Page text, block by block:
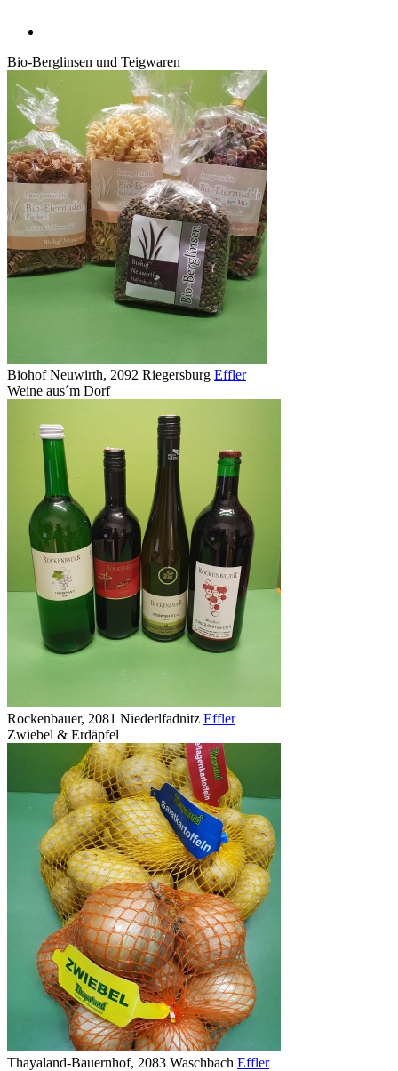
Bio-Berglinsen und Teigwaren
Biohof Neuwirth, 2092 Riegersburg Effler
Weine aus´m Dorf
Rockenbauer, 2081 Niederlfadnitz Effler
Zwiebel & Erdäpfel
Thayaland-Bauernhof, 2083 Waschbach Effler